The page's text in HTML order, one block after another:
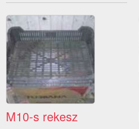
M10-s rekesz